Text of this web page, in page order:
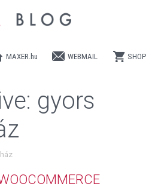
MAXER.hu WEBMAIL SHOP
gyors